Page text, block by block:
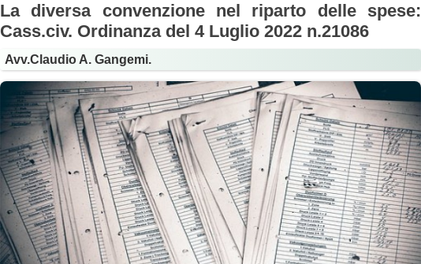
La diversa convenzione nel riparto delle spese:
Cass.civ. Ordinanza del 4 Luglio 2022 n.21086
Avv.Claudio A. Gangemi.